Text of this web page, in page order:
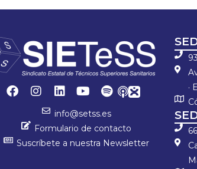
p
ar
tir
info@setss.es
Formulario de contacto
Suscríbete a nuestra Newsletter
·